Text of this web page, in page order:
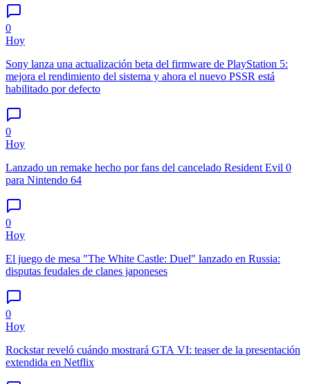
0
Hoy
Sony lanza una actualización beta del firmware de PlayStation 5:
mejora el rendimiento del sistema y ahora el nuevo PSSR está
habilitado por defecto
0
Hoy
Lanzado un remake hecho por fans del cancelado Resident Evil 0
para Nintendo 64
0
Hoy
El juego de mesa "The White Castle: Duel" lanzado en Russia:
disputas feudales de clanes japoneses
0
Hoy
Rockstar reveló cuándo mostrará GTA VI: teaser de la presentación
extendida en Netflix